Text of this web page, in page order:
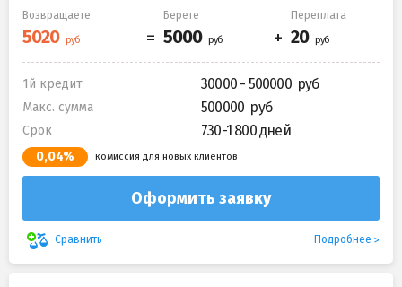
Возвращаете Берете Переплата
1й кредит 30000 - 500000
Макс. сумма 500000
Срок 730-1 800 дней
0,04% комиссия для новых клиентов
Оформить заявку
Сравнить Подробнее